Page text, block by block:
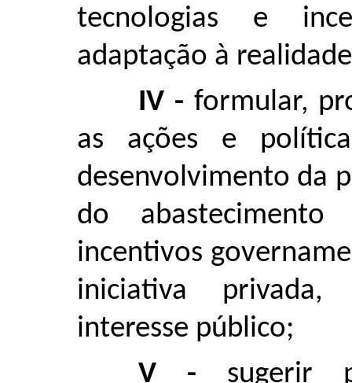
tecnologias e
adaptação à
IV - formular,
as ações e
desenvolvimento da
do
incentivos
iniciativa
interesse público;
V - sugerir